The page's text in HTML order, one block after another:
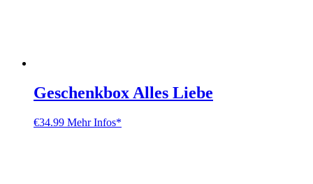
Geschenkbox Alles Liebe
€34.99 Mehr Infos*